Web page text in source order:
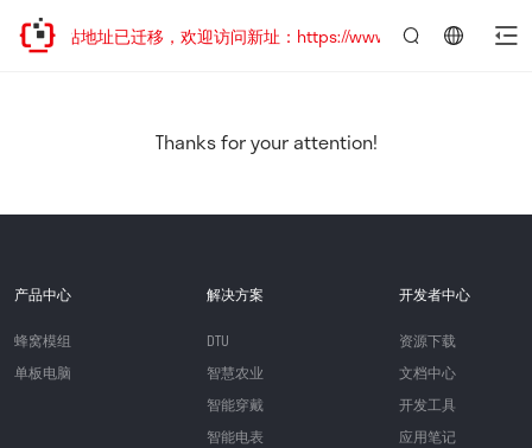
网站地址已迁移，欢迎访问新址：https://www.quectel.com.cn
Thanks for your attention!
产品中心
蜂窝模组
单板电脑
解决方案
DTU
智慧农业
智能穿戴
智能电表
开发者中心
资源下载
文档中心
开发工具
应用笔记